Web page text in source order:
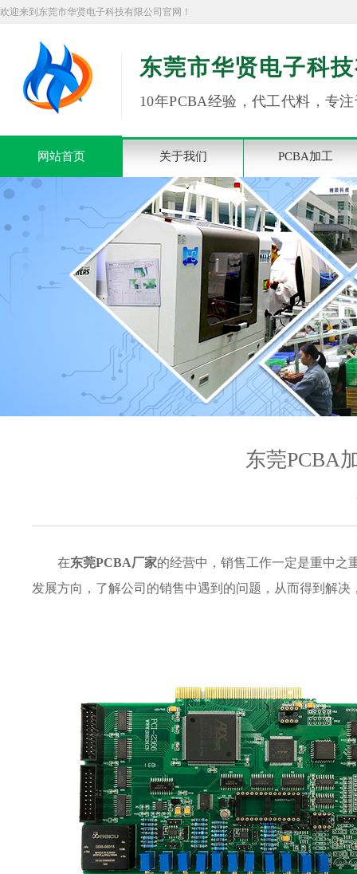
欢迎来到东莞市华贤电子科技有限公司官网！
东莞市华贤电子科
10年PCBA经验，代工代料，专
网站首页 关于我们 PCBA加工
东莞PCBA
在东莞PCBA厂家的经营中，销售工作一定是重中之
发展方向，了解公司的销售中遇到的问题，从而得到解